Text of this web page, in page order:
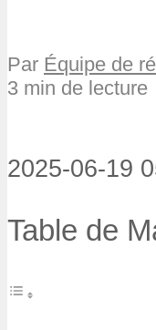
Par Équipe de
3 min de lecture
2025-06-19
Table de